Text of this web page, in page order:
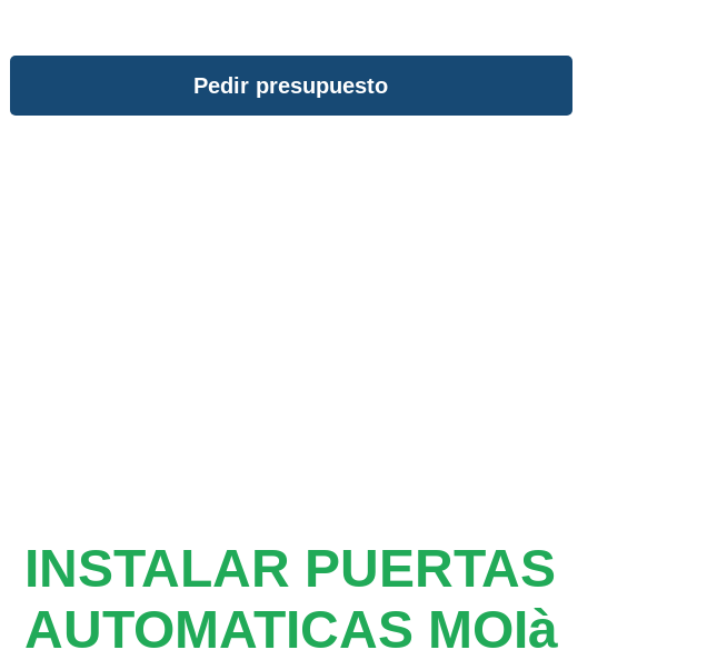
Pedir presupuesto
INSTALAR PUERTAS
AUTOMATICAS MOIà